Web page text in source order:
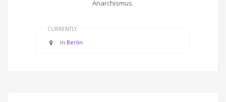
Anarchismus.
CURRENTLY
in Berlin